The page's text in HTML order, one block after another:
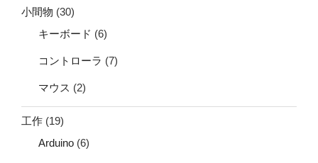
小間物 (30)
キーボード (6)
コントローラ (7)
マウス (2)
工作 (19)
Arduino (6)